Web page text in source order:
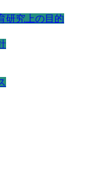
研究上の目的